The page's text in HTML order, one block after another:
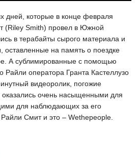
дней, которые в конце февраля
(Riley Smith) провел в Южной
в терабайты сырого материала и
на память о поездке
А сублимированные с помощью
оператора Гранта Кастеллузо
видеоролик, погожие
оказались очень насыщенными для
для наблюдающих за его
Смит и это – Wethepeople.